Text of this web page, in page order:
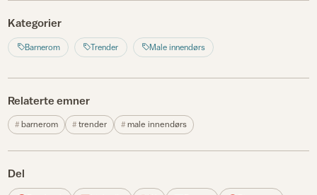
Kategorier
Barnerom Trender Male innendørs
Relaterte emner
barnerom trender male innendørs
Del